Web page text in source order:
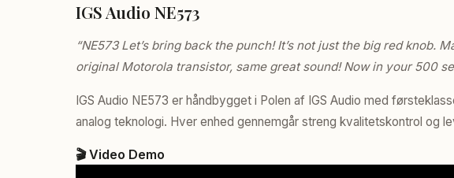
IGS Audio NE573
“NE573 Let’s bring back the punch! It’s not just the big red knob.
original Motorola transistor, same great sound! Now in your 500
IGS Audio NE573 er håndbygget i Polen af IGS Audio med
analog teknologi. Hver enhed gennemgår streng kvalitetskontrol og
🎬 Video Demo